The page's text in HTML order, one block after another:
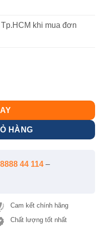
khi mua đơn
4 số lượng
HÀNG
44 114 –
Cam kết chính hãng
Chất lượng tốt nhất